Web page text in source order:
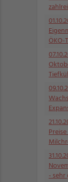
ÖKO-
- sehr